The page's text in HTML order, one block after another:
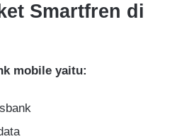
Smartfren di
mobile yaitu: